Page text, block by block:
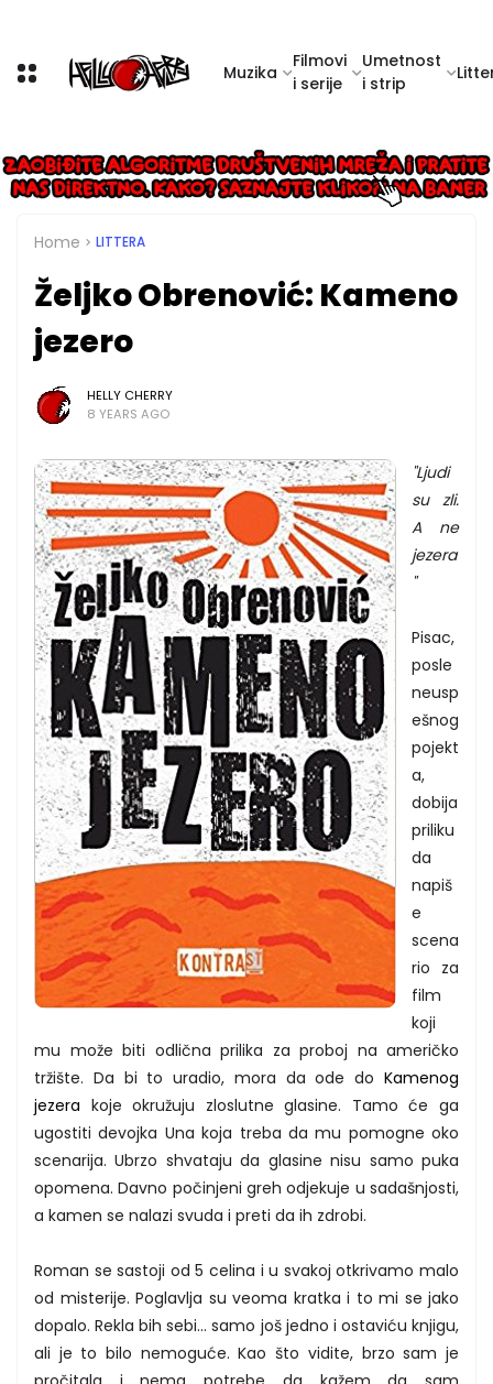
Muzika
Filmovi
i serije
Umetnost
i strip
Home LITTERA
Željko Obrenović: Kameno
jezero
HELLY CHERRY
8 YEARS AGO
"Ljudi
su zli.
A ne
jezera
"
Pisac,
posle
neusp
ešnog
pojekt
a,
dobija
priliku
da
napiš
e
scena
rio za
film
koji
mu može biti odlična prilika za proboj na američko
tržište. Da bi to uradio, mora da ode do Kamenog
jezera koje okružuju zloslutne glasine. Tamo će ga
ugostiti devojka Una koja treba da mu pomogne oko
scenarija. Ubrzo shvataju da glasine nisu samo puka
opomena. Davno počinjeni greh odjekuje u sadašnjosti,
a kamen se nalazi svuda i preti da ih zdrobi.
Roman se sastoji od 5 celina i u svakoj otkrivamo malo
od misterije. Poglavlja su veoma kratka i to mi se jako
dopalo. Rekla bih sebi... samo još jedno i ostaviću knjigu,
ali je to bilo nemoguće. Kao što vidite, brzo sam je